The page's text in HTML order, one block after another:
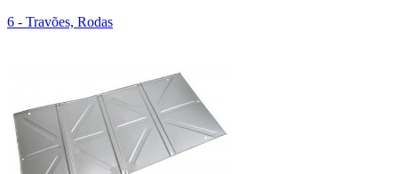
6 - Travões, Rodas